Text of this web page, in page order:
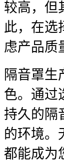
较高，但
此，在选
虑产品质
隔音罩生
色。通过
持久的隔
的环境。
都能成为